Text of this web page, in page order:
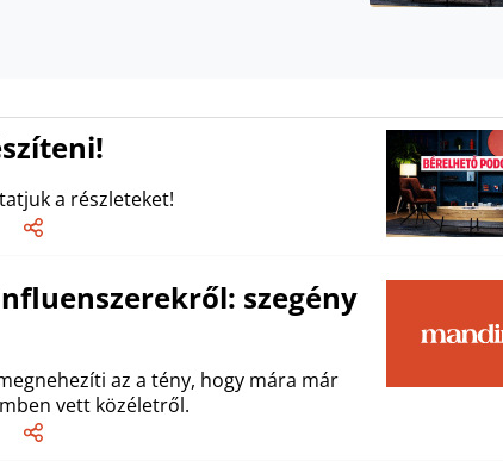
a részleteket!
szegény
az a tény, hogy mára már
vett közéletről.